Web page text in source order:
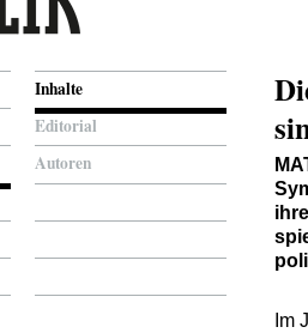
Inhalte
Editorial
Autoren
Im